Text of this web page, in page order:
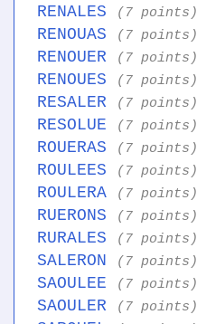
RENALES (7 points)
RENOUAS (7 points)
RENOUER (7 points)
RENOUES (7 points)
RESALER (7 points)
RESOLUE (7 points)
ROUERAS (7 points)
ROULEES (7 points)
ROULERA (7 points)
RUERONS (7 points)
RURALES (7 points)
SALERON (7 points)
SAOULEE (7 points)
SAOULER (7 points)